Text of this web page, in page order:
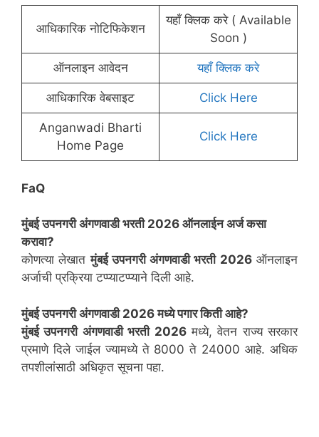
आधिकारिक नोटिफिकेशन
यहाँ क्लिक करे ( Available
Soon )
ऑनलाइन आवेदन यहाँ क्लिक करे
आधिकारिक वेबसाइट Click Here
Anganwadi Bharti
Home Page
Click Here
FaQ
मुंबई उपनगरीअंगणवाडी भरती 2026 ऑनलाईन अर्ज कसा
करावा?
कोणत्या लेखातमुंबई उपनगरीअंगणवाडी भरती 2026ऑनलाइन
अर्जाची प्रक्रिया टप्प्याटप्प्याने दिली आहे.
मुंबई उपनगरीअंगणवाडी 2026 मध्ये पगार किती आहे?
मुंबई उपनगरी अंगणवाडी भरती 2026मध्ये, वेतन राज्य सरकार
प्रमाणे दिले जाईल ज्यामध्ये ते 8000 ते 24000 आहे. अधिक
तपशीलांसाठी अधिकृत सूचना पहा.